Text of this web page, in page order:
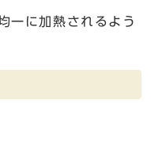
一に加熱されるよう